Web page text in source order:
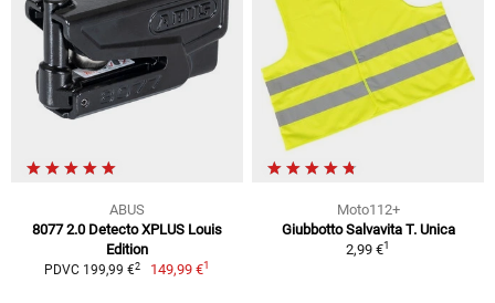
ABUS
8077 2.0 Detecto XPLUS Louis
Edition
PDVC 199,99 €2 149,99 €1
Moto112+
Giubbotto Salvavita T. Unica
2,99 €1